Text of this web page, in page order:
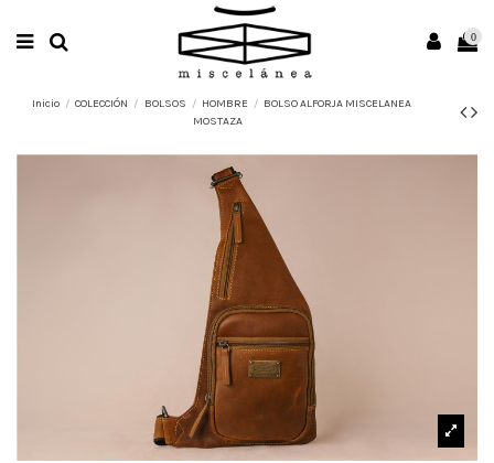
0
Inicio COLECCIÓN BOLSOS HOMBRE
BOLSO ALFORJA MISCELANEA
MOSTAZA